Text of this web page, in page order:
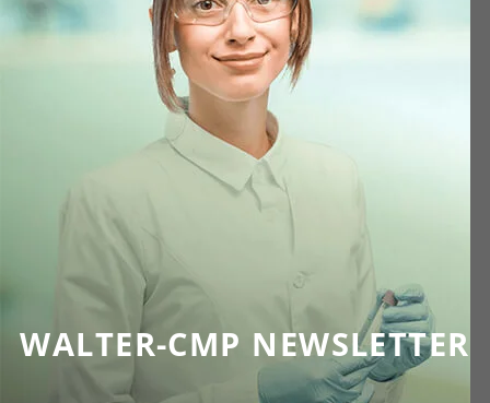
WALTER-CMP NEWSLETTER